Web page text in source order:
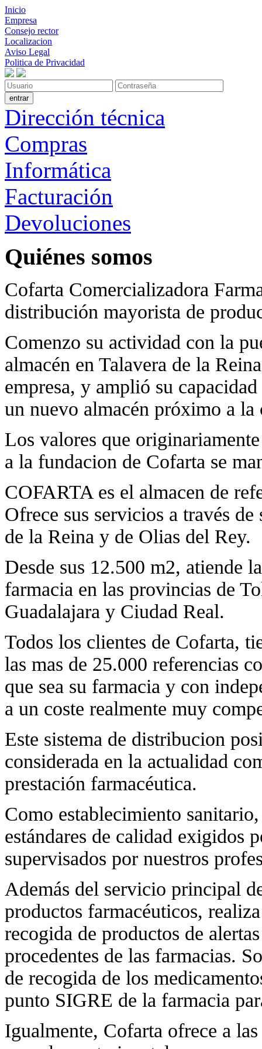
Inicio
Empresa
Consejo rector
Localizacion
Aviso Legal
Politica de Privacidad
Dirección técnica
Compras
Informática
Facturación
Devoluciones
Quiénes somos
Cofarta Comercializadora
distribución mayorista de
Comenzo su actividad con la
almacén en Talavera de la
empresa, y amplió su
un nuevo almacén próximo a la
Los valores que
a la fundacion de Cofarta se
COFARTA es el almacen de
Ofrece sus servicios a través
de la Reina y de Olias del Rey.
Desde sus 12.500 m2, atiende
farmacia en las provincias de
Guadalajara y Ciudad Real.
Todos los clientes de Cofarta,
las mas de 25.000 referencias
que sea su farmacia y con
a un coste realmente muy
Este sistema de distribucion
considerada en la actualidad
prestación farmacéutica.
Como establecimiento
estándares de calidad exigidos
supervisados por nuestros
Además del servicio principal
productos farmacéuticos,
recogida de productos de
procedentes de las farmacias.
de recogida de los
punto SIGRE de la farmacia
Igualmente, Cofarta ofrece a